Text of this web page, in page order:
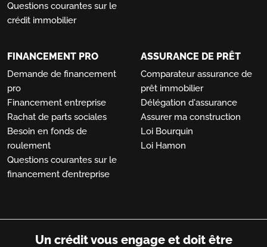
Questions courantes sur le
crédit immobilier
FINANCEMENT PRO
Demande de financement
pro
Financement entreprise
Rachat de parts sociales
Besoin en fonds de
roulement
Questions courantes sur le
financement d’entreprise
ASSURANCE DE PRÊT
Comparateur assurance de
prêt immobilier
Délégation d'assurance
Assurer ma construction
Loi Bourquin
Loi Hamon
Un crédit vous engage et doit être